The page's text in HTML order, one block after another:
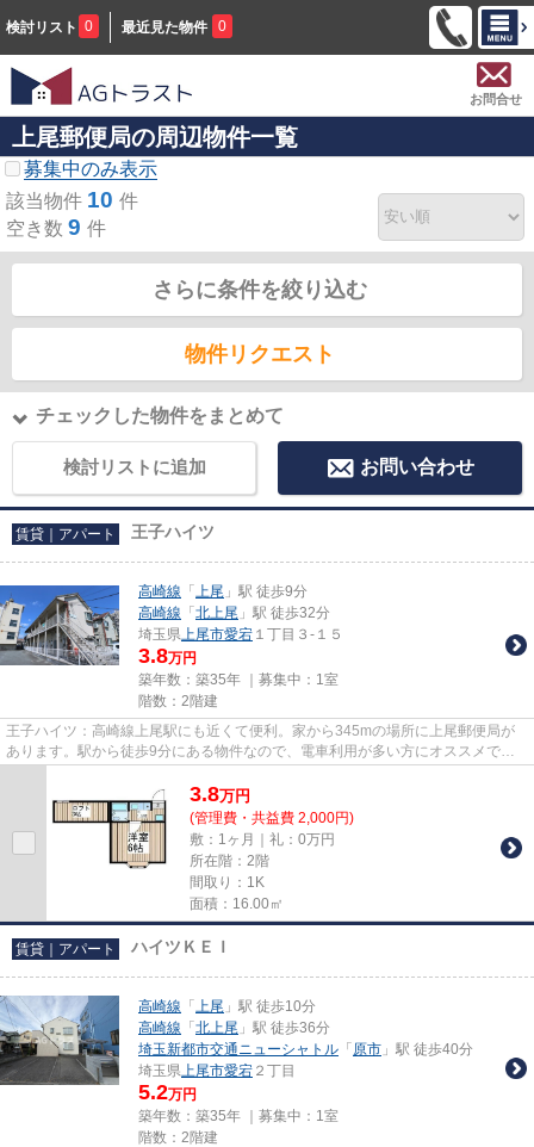
検討リスト 0 最近見た物件 0
お問合せ
上尾郵便局の周辺物件一覧
募集中のみ表示
該当物件 10 件
空き数 9 件
さらに条件を絞り込む
物件リクエスト
チェックした物件をまとめて
検討リストに追加 お問い合わせ
賃貸｜アパート 王子ハイツ
高崎線 「 上尾 」駅 徒歩9分
高崎線 「 北上尾 」駅 徒歩32分
埼玉県上尾市愛宕 １丁目３-１５
3.8万円
築年数：築35年 ｜募集中： 1室
階数：2階建
王子ハイツ：高崎線上尾駅にも近くて便利。家から345mの場所に上尾郵便局が
あります。駅から徒歩9分にある物件なので、電車利用が多い方にオススメで
3.8万円
(管理費・共益費 2,000円)
敷：1ヶ月｜礼：0万円
所在階：2階
間取り：1K
面積：16.00㎡
賃貸｜アパート ハイツＫＥＩ
高崎線 「 上尾 」駅 徒歩10分
高崎線 「 北上尾 」駅 徒歩36分
埼玉新都市交通ニューシャトル 「 原市 」駅 徒歩40分
埼玉県上尾市愛宕 ２丁目
5.2万円
築年数：築35年 ｜募集中： 1室
階数：2階建